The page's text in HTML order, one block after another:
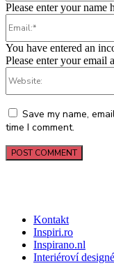
Please enter your name
You have entered an
Please enter your email
Save my name,
time I comment.
Kontakt
Inspiri.ro
Inspirano.nl
Interiéroví